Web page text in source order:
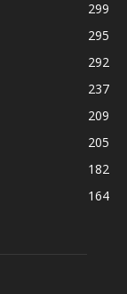
299
295
292
237
209
205
182
164